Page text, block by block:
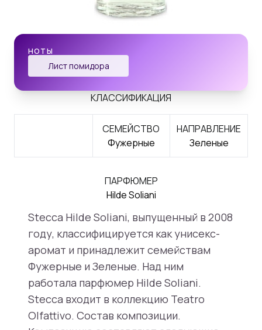
НОТЫ
Лист помидора
КЛАССИФИКАЦИЯ
СЕМЕЙСТВО
Фужерные
НАПРАВЛЕНИЕ
Зеленые
ПАРФЮМЕР
Hilde Soliani
Stecca Hilde Soliani, выпущенный в 2008
году, классифицируется как унисекс-
аромат и принадлежит семействам
Фужерные и Зеленые. Над ним
работала парфюмер Hilde Soliani.
Stecca входит в коллекцию Teatro
Olfattivo. Состав композиции.